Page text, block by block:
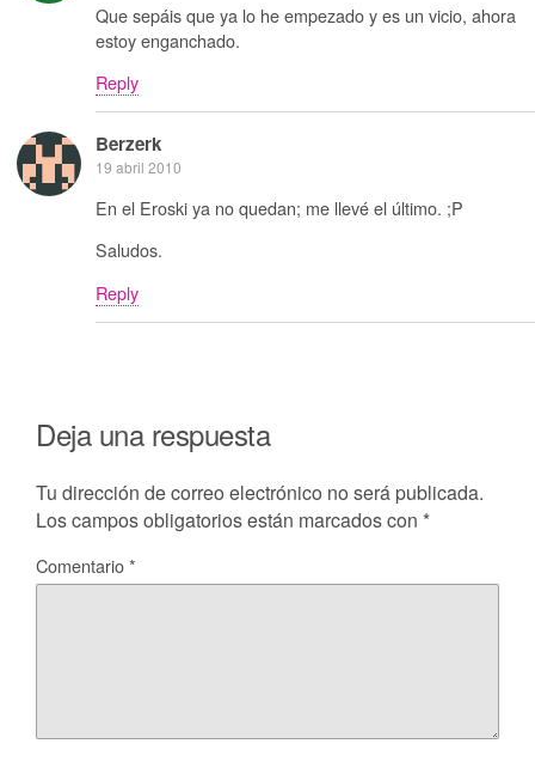
Que sepáis que ya lo he empezado y es un vicio, ahora
estoy enganchado.
Reply
Berzerk
19 abril 2010
En el Eroski ya no quedan; me llevé el último. ;P
Saludos.
Reply
Deja una respuesta
Tu dirección de correo electrónico no será publicada.
Los campos obligatorios están marcados con *
Comentario*